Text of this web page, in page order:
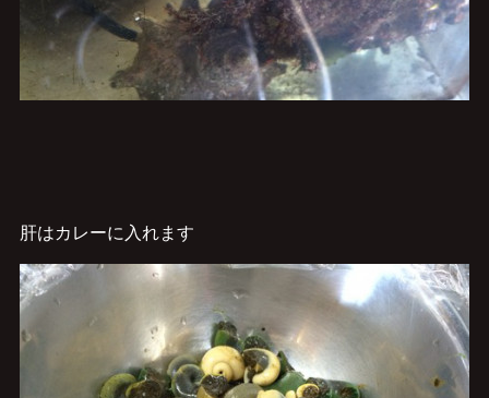
肝はカレーに入れます